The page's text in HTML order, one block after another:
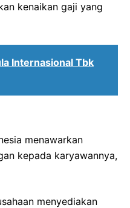
kenaikan gaji yang
Internasional Tbk
menawarkan
kepada karyawannya,
menyediakan